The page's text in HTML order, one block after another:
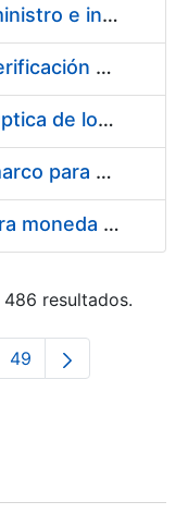
Acuerdo marco para el suministro e instalación de persianas, estores y otros complementos
Servicio de Calibración y Verificación Externa de los Equipos de Medición del Servicio de Prevención de la FNMT-RCM
Conexión mediante Fibra Óptica de los Centros de Proceso de Datos (CPDs) de las sedes de la FNMT-RCM de Burgos y Madrid
Contratación de acuerdo marco para el Suministro de Material de Electricidad para la Fábrica Nacional de Moneda y Timbre-Real Casa de la Moneda en su centro de trabajo de Burgos
Suministro de estuches para moneda de 30 €
resultados.
intermedias Use
Página
49